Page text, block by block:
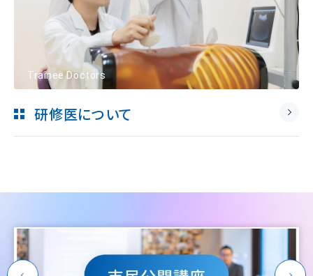
Trainee Doctors
研修医について